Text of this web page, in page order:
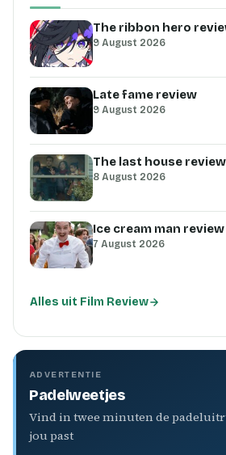
The ribbon hero
9 August 2026
Late fame review
9 August 2026
The last house review
8 August 2026
Ice cream man review
7 August 2026
Alles uit Film Review
ADVERTENTIE
Padelweetjes
Vind in twee minuten de
jou past